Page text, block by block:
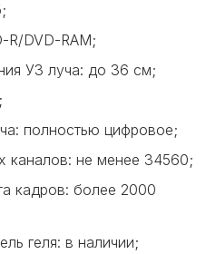
R/DVD-RAM;
УЗ луча: до 36 см;
полностью цифровое;
каналов: не менее 34560;
кадров: более 2000
геля: в наличии;